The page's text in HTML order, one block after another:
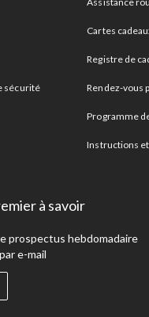
sécurité
Cartes
Registre de
Rendez-vous
Programme
Instructions
à savoir
prospectus hebdomadaire
e-mail